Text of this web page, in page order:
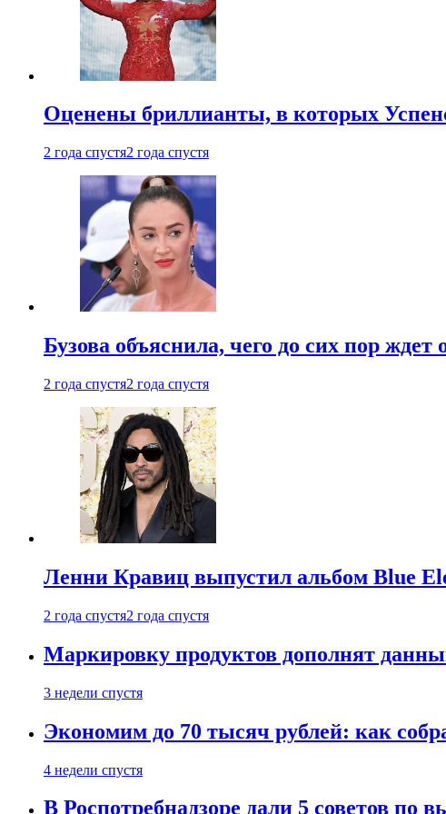
Оценены бриллианты, в которых
2 года спустя2 года спустя
Бузова объяснила, чего до сих пор
2 года спустя2 года спустя
Ленни Кравиц выпустил альбом Blue
2 года спустя2 года спустя
Маркировку продуктов дополнят
3 недели спустя
Экономим до 70 тысяч рублей: как
4 недели спустя
В Роспотребнадзоре дали 5 советов по